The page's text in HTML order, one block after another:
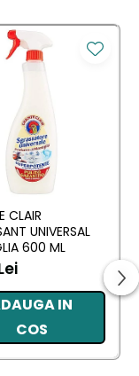
CLAIR
UNIVERSAL
600 ML
IN
COS